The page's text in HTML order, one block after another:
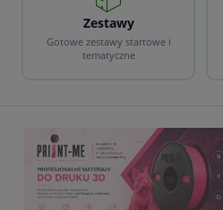
Zestawy
Gotowe zestawy startowe i
tematyczne